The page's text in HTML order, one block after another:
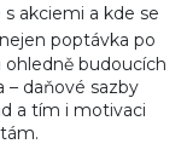
akciemi a kde se
poptávka po
ohledně budoucích
– daňové sazby
a tím i motivaci